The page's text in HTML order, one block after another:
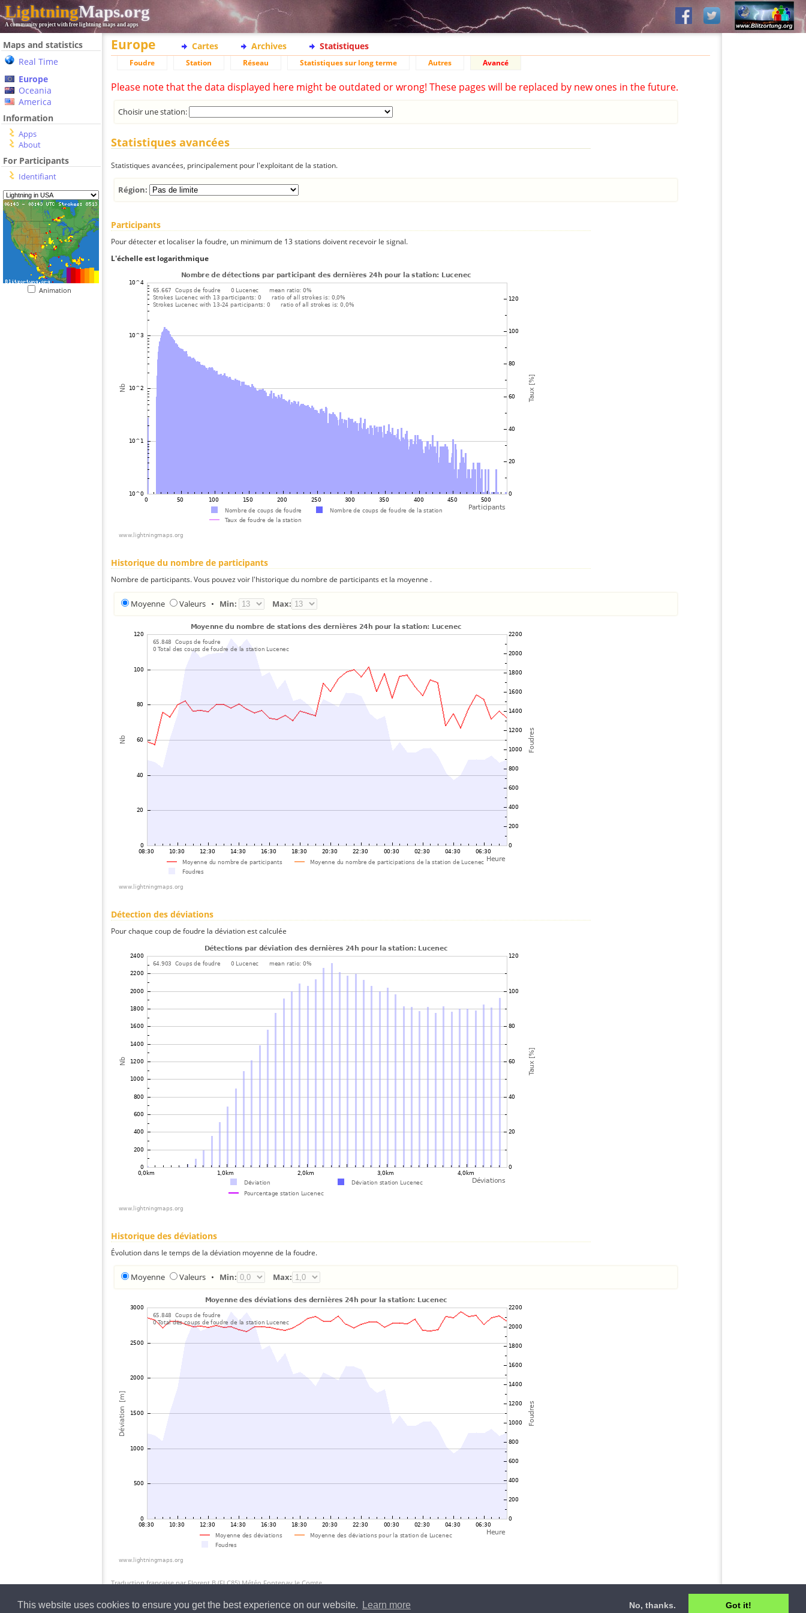
This website uses cookies to ensure you get the best experience on our website. Learn more No, thanks. Got it!
LightningMaps.org
A community project with free lightning maps and apps
Maps and statistics
Real Time
Europe
Oceania
America
Information
Apps
About
For Participants
Identifiant
Animation
Europe Cartes Archives Statistiques
Foudre Station Réseau Statistiques sur long terme Autres Avancé
Please note that the data displayed here might be outdated or wrong! These pages will be replaced by new ones in the future.
Choisir une station:
Statistiques avancées
Statistiques avancées, principalement pour l'exploitant de la station.
Région:
Participants
Pour détecter et localiser la foudre, un minimum de 13 stations doivent recevoir le signal.
L'échelle est logarithmique
Historique du nombre de participants
Nombre de participants. Vous pouvez voir l'historique du nombre de participants et la moyenne .
Moyenne Valeurs • Min: Max:
Détection des déviations
Pour chaque coup de foudre la déviation est calculée
Historique des déviations
Évolution dans le temps de la déviation moyenne de la foudre.
Moyenne Valeurs • Min: Max:
Traduction française par Florent.B (FLC85) Météo Fontenay le Comte